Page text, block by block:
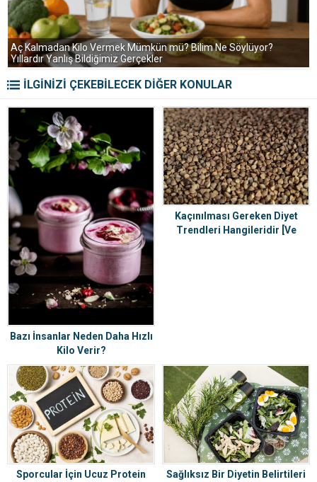
Aç Kalmadan Kilo Vermek Mümkün mü? Bilim Ne Söylüyor?
Yıllardır Yanlış Bildiğimiz Gerçekler
İLGİNİZİ ÇEKEBİLECEK DİĞER KONULAR
Bazı İnsanlar Neden Daha Hızlı
Kilo Verir?
Kaçınılması Gereken Diyet
Trendleri Hangileridir [Ve
Sporcular İçin Ucuz Protein
Sağlıksız Bir Diyetin Belirtileri